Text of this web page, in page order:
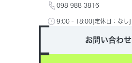
098-988-3816
9:00 - 18:00[定休日：なし]
お問い合わせ